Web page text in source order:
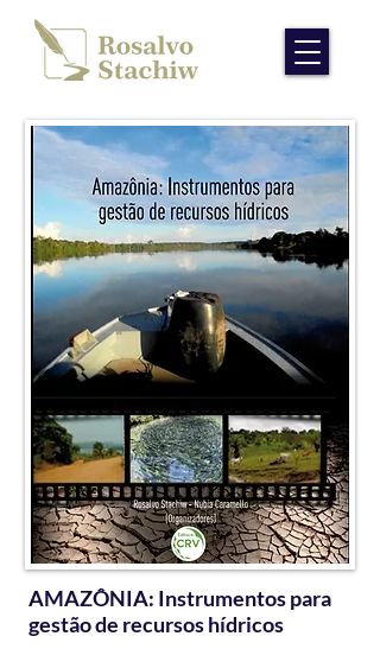
AMAZÔNIA: Instrumentos para
gestão de recursos hídricos